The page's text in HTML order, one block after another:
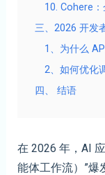
10. Cohere
三、2026 开发
1、为什么
2、如何优化
四、 结语
在 2026 年，AI
能体工作流）”爆